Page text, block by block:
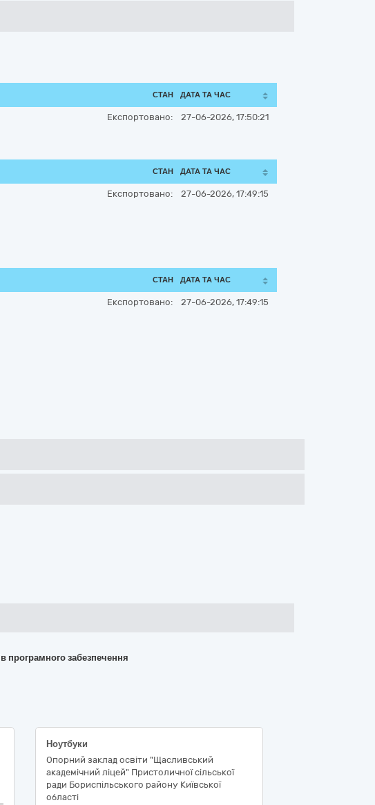
СТАН ДАТА ТА ЧАС
Експортовано: 27-06-2026, 17:50:21
СТАН ДАТА ТА ЧАС
Експортовано: 27-06-2026, 17:49:15
СТАН ДАТА ТА ЧАС
Експортовано: 27-06-2026, 17:49:15
програмного забезпечення
Ноутбуки
Опорний заклад освіти "Щасливський
академічний ліцей" Пристоличної сільської
ради Бориспільського району Київської
області